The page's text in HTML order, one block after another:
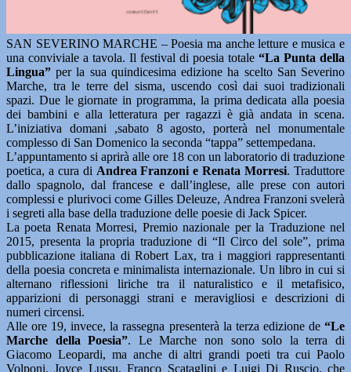
SAN SEVERINO MARCHE – Poesia ma anche letture e musica e
una conviviale a tavola. Il festival di poesia totale “La Punta della
Lingua” per la sua quindicesima edizione ha scelto San Severino
Marche, tra le terre del sisma, uscendo così dai suoi tradizionali
spazi. Due le giornate in programma, la prima dedicata alla poesia
dei bambini e alla letteratura per ragazzi è già andata in scena.
L’iniziativa domani ,sabato 8 agosto, porterà nel monumentale
complesso di San Domenico la seconda “tappa” settempedana.
L’appuntamento si aprirà alle ore 18 con un laboratorio di traduzione
poetica, a cura di Andrea Franzoni e Renata Morresi. Traduttore
dallo spagnolo, dal francese e dall’inglese, alle prese con autori
complessi e plurivoci come Gilles Deleuze, Andrea Franzoni svelerà
i segreti alla base della traduzione delle poesie di Jack Spicer.
La poeta Renata Morresi, Premio nazionale per la Traduzione nel
2015, presenta la propria traduzione di “Il Circo del sole”, prima
pubblicazione italiana di Robert Lax, tra i maggiori rappresentanti
della poesia concreta e minimalista internazionale. Un libro in cui si
alternano riflessioni liriche tra il naturalistico e il metafisico,
apparizioni di personaggi strani e meravigliosi e descrizioni di
numeri circensi.
Alle ore 19, invece, la rassegna presenterà la terza edizione de “Le
Marche della Poesia”. Le Marche non sono solo la terra di
Giacomo Leopardi, ma anche di altri grandi poeti tra cui Paolo
Volponi, Joyce Lussu, Franco Scataglini e Luigi Di Ruscio, che